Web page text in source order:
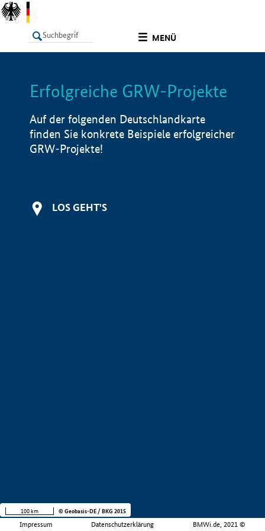
MENÜ
LISTE Info
Erfolgreiche GRW-Projekte
Auf der folgenden Deutschlandkarte
finden Sie konkrete Beispiele erfolgreicher
GRW-Projekte!
LOS GEHT'S
Impressum Datenschutzerklärung BMWi.de, 2021 ©
100 km © Geobasis-DE / BKG 2015